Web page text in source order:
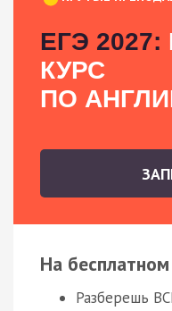
ЕГЭ 2027:
КУРС
ПО
На
Разберешь